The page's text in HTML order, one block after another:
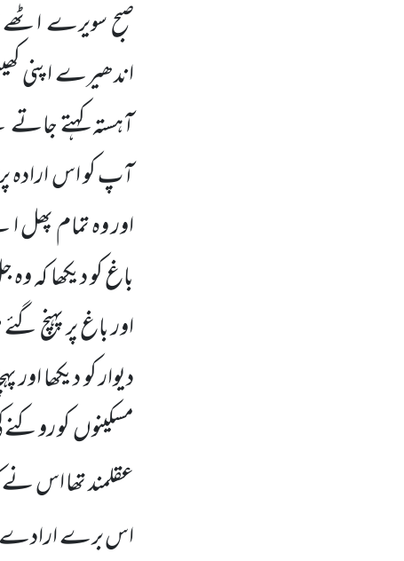
صبح سویرے اٹھے
اندھیرے اپنی
آہستہ کہتے
آپ کو اس ارادہ
اور وہ تمام پھل
باغ کو دیکھا کہ
اور باغ پر پہنچ
دیوار کو دیکھا
مسکینوںکو
عقلمند تھا اس نے
اس برے ارادے